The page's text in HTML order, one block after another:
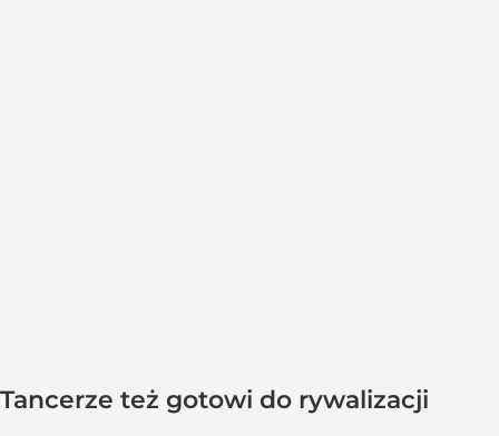
Tancerze też gotowi do rywalizacji